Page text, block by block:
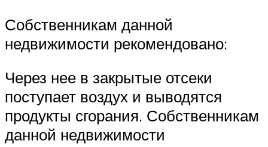
Собственникам данной
недвижимости рекомендовано:
Через нее в закрытые отсеки
поступает воздух и выводятся
продукты сгорания. Собственникам
данной недвижимости